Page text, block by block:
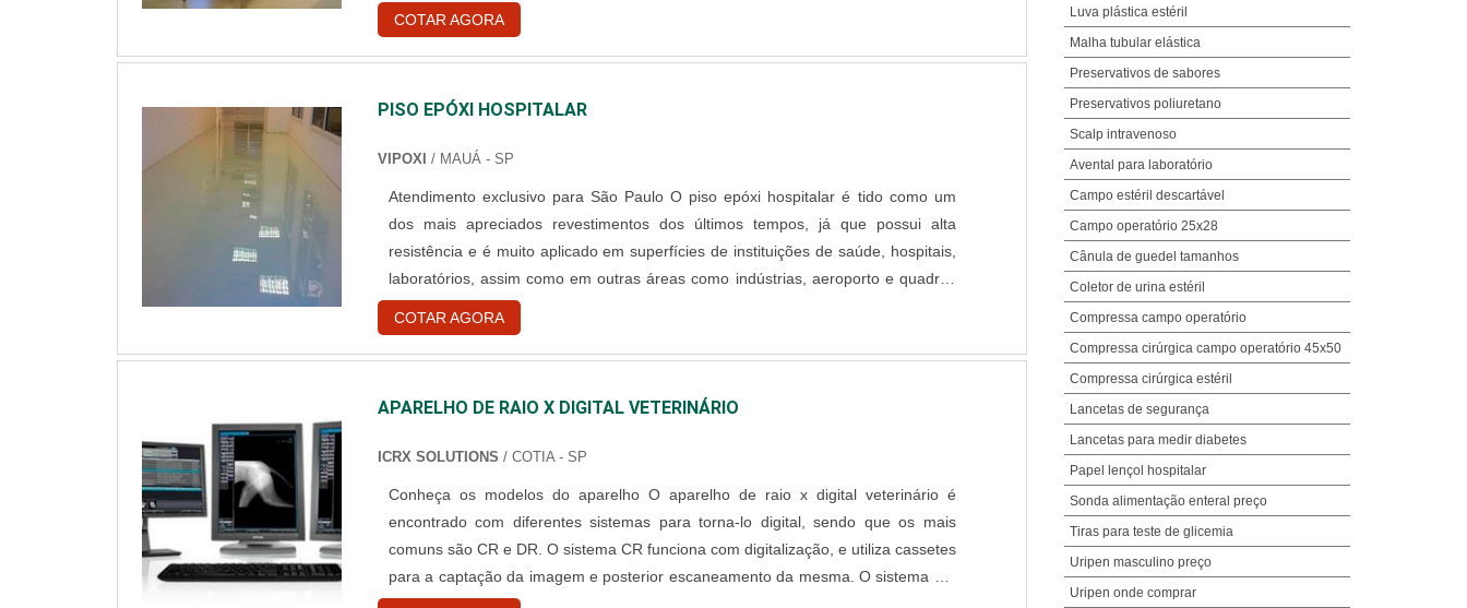
pelo cliente. A empresa que fabrica os equipamentos hospitalares , são
responsáveis por fornecer móveis como: Macas; Mesas; Cadeiras; Bancadas
para b....
COTAR AGORA
PISO EPÓXI HOSPITALAR
VIPOXI / MAUÁ - SP
Atendimento exclusivo para São Paulo O piso epóxi hospitalar é tido como um
dos mais apreciados revestimentos dos últimos tempos, já que possui alta
resistência e é muito aplicado em superfícies de instituições de saúde, hospitais,
laboratórios, assim como em outras áreas como indústrias, aeroporto e quadras
esportivas. O piso epóxi da Vipoxi é muito resistente e sua aplicação é feita por
profissionais experientes e qualificados. A empresa ofere....
COTAR AGORA
APARELHO DE RAIO X DIGITAL VETERINÁRIO
ICRX SOLUTIONS / COTIA - SP
Conheça os modelos do aparelho O aparelho de raio x digital veterinário é
encontrado com diferentes sistemas para torna-lo digital, sendo que os mais
comuns são CR e DR. O sistema CR funciona com digitalização, e utiliza cassetes
para a captação da imagem e posterior escaneamento da mesma. O sistema DR
realiza a captura direta, que normalmente utiliza uma placa (denominada Flat
Luva plástica estéril
Malha tubular elástica
Preservativos de sabores
Preservativos poliuretano
Scalp intravenoso
Avental para laboratório
Campo estéril descartável
Campo operatório 25x28
Cânula de guedel tamanhos
Coletor de urina estéril
Compressa campo operatório
Compressa cirúrgica campo operatório 45x50
Compressa cirúrgica estéril
Lancetas de segurança
Lancetas para medir diabetes
Papel lençol hospitalar
Sonda alimentação enteral preço
Tiras para teste de glicemia
Uripen masculino preço
Uripen onde comprar